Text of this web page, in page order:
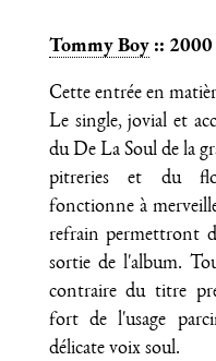
Tommy Boy:: 2000
Cette entrée en
Le single, jovial et
du De La Soul de la
pitreries et du
fonctionne à
refrain permettront
sortie de l'album.
contraire du titre
fort de l'usage
délicate voix soul.